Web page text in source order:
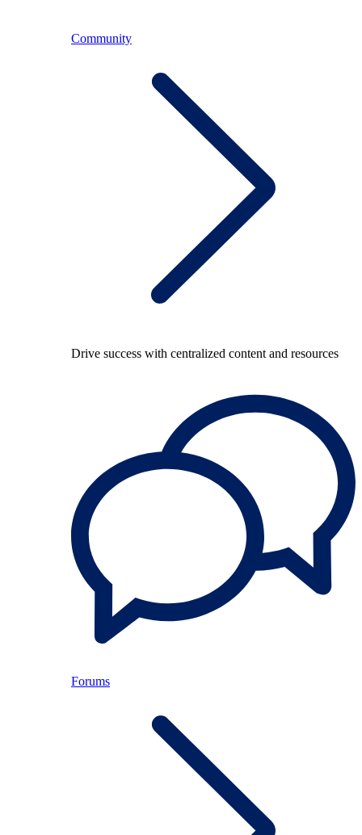
Community
Drive success with centralized content and resources
Forums